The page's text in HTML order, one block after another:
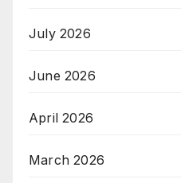
July 2026
June 2026
April 2026
March 2026